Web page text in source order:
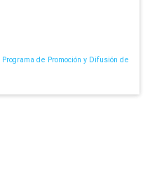
Programa de Promoción y Difusión de